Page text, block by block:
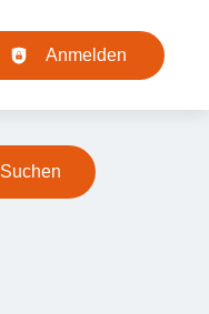
Anmelden
Suchen